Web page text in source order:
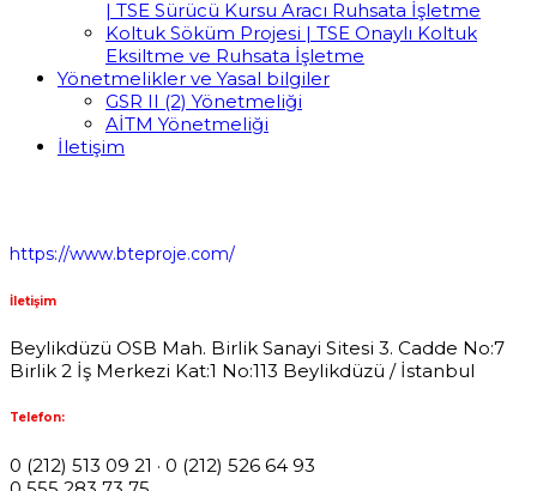
| TSE Sürücü Kursu Aracı Ruhsata İşletme
Koltuk Söküm Projesi | TSE Onaylı Koltuk
Eksiltme ve Ruhsata İşletme
Yönetmelikler ve Yasal bilgiler
GSR II (2) Yönetmeliği
AİTM Yönetmeliği
İletişim
https://www.bteproje.com/
İletişim
Beylikdüzü OSB Mah. Birlik Sanayi Sitesi 3. Cadde No:7
Birlik 2 İş Merkezi Kat:1 No:113 Beylikdüzü / İstanbul
Telefon:
0 (212) 513 09 21 · 0 (212) 526 64 93